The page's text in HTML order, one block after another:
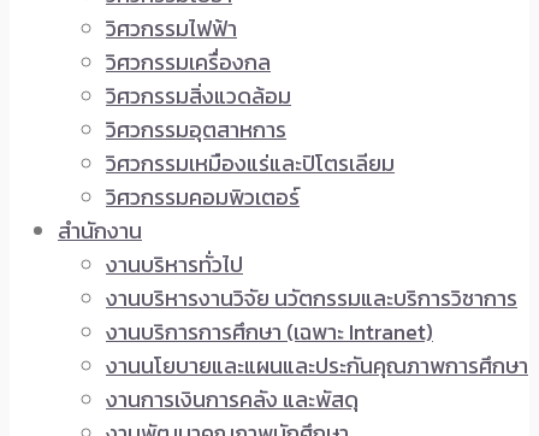
วิศวกรรมไฟฟ้า
วิศวกรรมเครื่องกล
วิศวกรรมสิ่งแวดล้อม
วิศวกรรมอุตสาหการ
วิศวกรรมเหมืองแร่และปิโตรเลียม
วิศวกรรมคอมพิวเตอร์
สำนักงาน
งานบริหารทั่วไป
งานบริหารงานวิจัย นวัตกรรมและบริการวิชาการ
งานบริการการศึกษา (เฉพาะ Intranet)
งานนโยบายและแผนและประกันคุณภาพการศึกษา
งานการเงินการคลัง และพัสดุ